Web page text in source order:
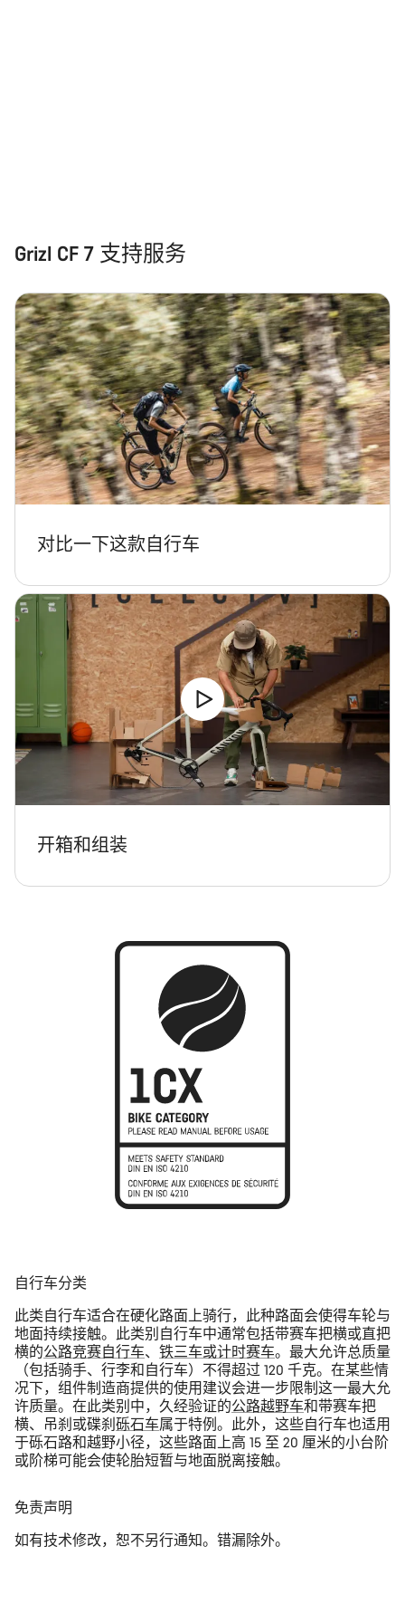
Grizl CF 7 支持服务
对比一下这款自行车
开箱和组装
自行车分类
此类自行车适合在硬化路面上骑行，此种路面会使得车轮与
地面持续接触。此类别自行车中通常包括带赛车把横或直把
横的公路竞赛自行车、 铁三车或计时赛车。最大允许总质量
（包括骑手、行李和自行车）不得超过 120 千克。在某些情
况下，组件制造商提供的使用建议会进一步限制这一最大允
许质量。在此类别中，久经验证的公路越野车和带赛车把
横、吊刹或碟刹 砾石车属于特例。此外，这些自行车也适用
于砾石路和越野小径，这些路面上高 15 至 20 厘米的小台阶
或阶梯可能会使轮胎短暂与地面脱离接触。
免责声明
如有技术修改，恕不另行通知。错漏除外。